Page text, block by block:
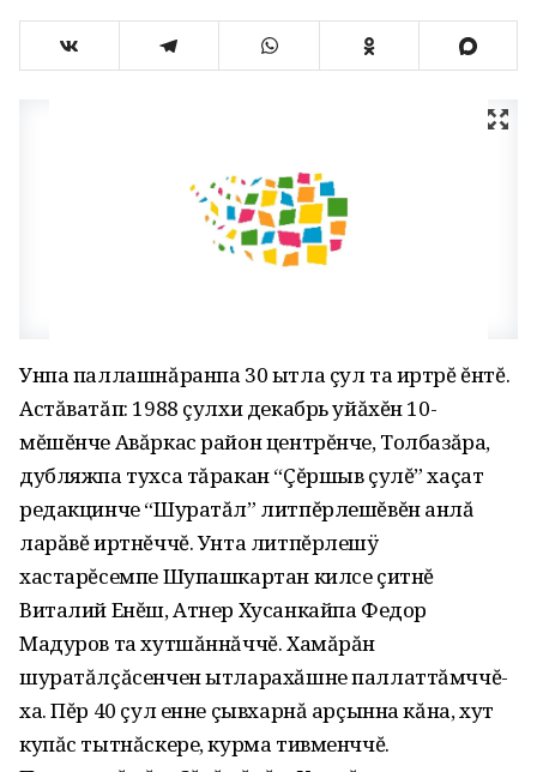
Унпа паллашнăранпа 30 ытла çул та иртрĕ ĕнтĕ.
Астăватăп: 1988 çулхи декабрь уйăхĕн 10-
мĕшĕнче Авăркас район центрĕнче, Толбазăра,
дубляжпа тухса тăракан “Çĕршыв çулĕ” хаçат
редакцинче “Шуратăл” литпĕрлешĕвĕн анлă
ларăвĕ иртнĕччĕ. Унта литпĕрлешÿ
хастарĕсемпе Шупашкартан килсе çитнĕ
Виталий Енĕш, Атнер Хусанкайпа Федор
Мадуров та хутшăннăччĕ. Хамăрăн
шуратăлçăсенчен ытларахăшне паллаттăмччĕ-
ха. Пĕр 40 çул енне çывхарнă арçынна кăна, хут
купăс тытнăскере, курма тивменччĕ.